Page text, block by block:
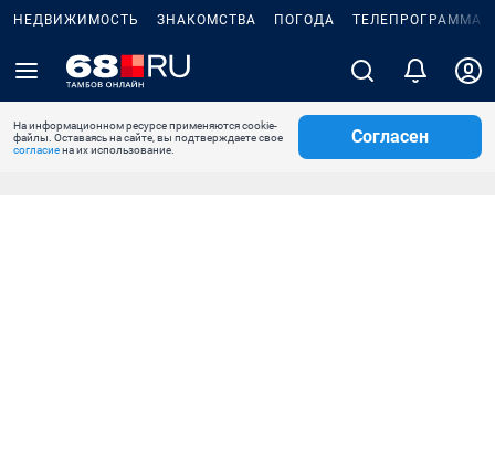
НЕДВИЖИМОСТЬ ЗНАКОМСТВА ПОГОДА ТЕЛЕПРОГРАММА
На информационном ресурсе применяются cookie-
файлы. Оставаясь на сайте, вы подтверждаете свое
согласиена их использование.
Согласен